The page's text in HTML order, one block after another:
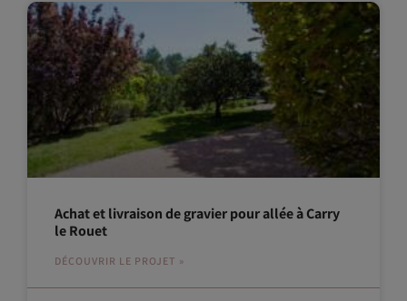
Achat et livraison de gravier pour allée à Carry
le Rouet
DÉCOUVRIR LE PROJET »